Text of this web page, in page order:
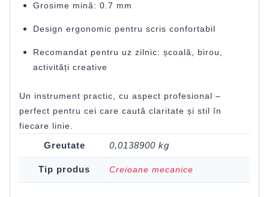
Grosime mină: 0.7 mm
Design ergonomic pentru scris confortabil
Recomandat pentru uz zilnic: școală, birou,
activități creative
Un instrument practic, cu aspect profesional –
perfect pentru cei care caută claritate și stil în
fiecare linie.
Greutate 0,0138900 kg
Tip produs Creioane mecanice